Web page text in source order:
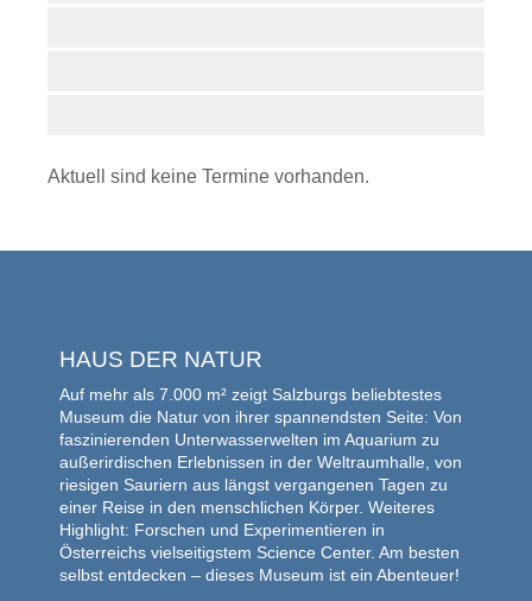
Aktuell sind keine Termine vorhanden.
HAUS DER NATUR
Auf mehr als 7.000 m² zeigt Salzburgs beliebtestes
Museum die Natur von ihrer spannendsten Seite: Von
faszinierenden Unterwasserwelten im Aquarium zu
außerirdischen Erlebnissen in der Weltraumhalle, von
riesigen Sauriern aus längst vergangenen Tagen zu
einer Reise in den menschlichen Körper. Weiteres
Highlight: Forschen und Experimentieren in
Österreichs vielseitigstem Science Center. Am besten
selbst entdecken – dieses Museum ist ein Abenteuer!